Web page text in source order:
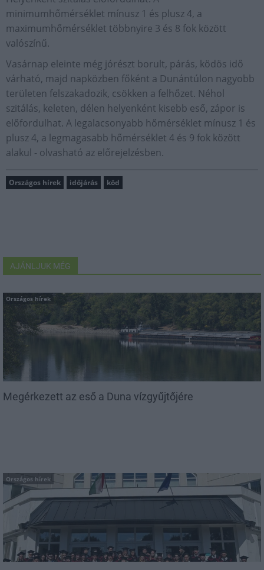
minimumhőmérséklet mínusz 1 és plusz 4, a
maximumhőmérséklet többnyire 3 és 8 fok között
valószínű.
Vasárnap eleinte még jórészt borult, párás, ködös idő
várható, majd napközben főként a Dunántúlon nagyobb
területen felszakadozik, csökken a felhőzet. Néhol
szitálás, keleten, délen helyenként kisebb eső, zápor is
előfordulhat. A legalacsonyabb hőmérséklet mínusz 1 és
plusz 4, a legmagasabb hőmérséklet 4 és 9 fok között
alakul - olvasható az előrejelzésben.
Országos hírek időjárás köd
AJÁNLJUK MÉG
Országos hírek
Megérkezett az eső a Duna vízgyűjtőjére
Országos hírek